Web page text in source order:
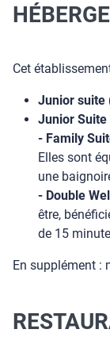
Cet
Junior suite
Junior Suite
- Family
Elles sont
une
- Double
être,
de 15
En supplément :